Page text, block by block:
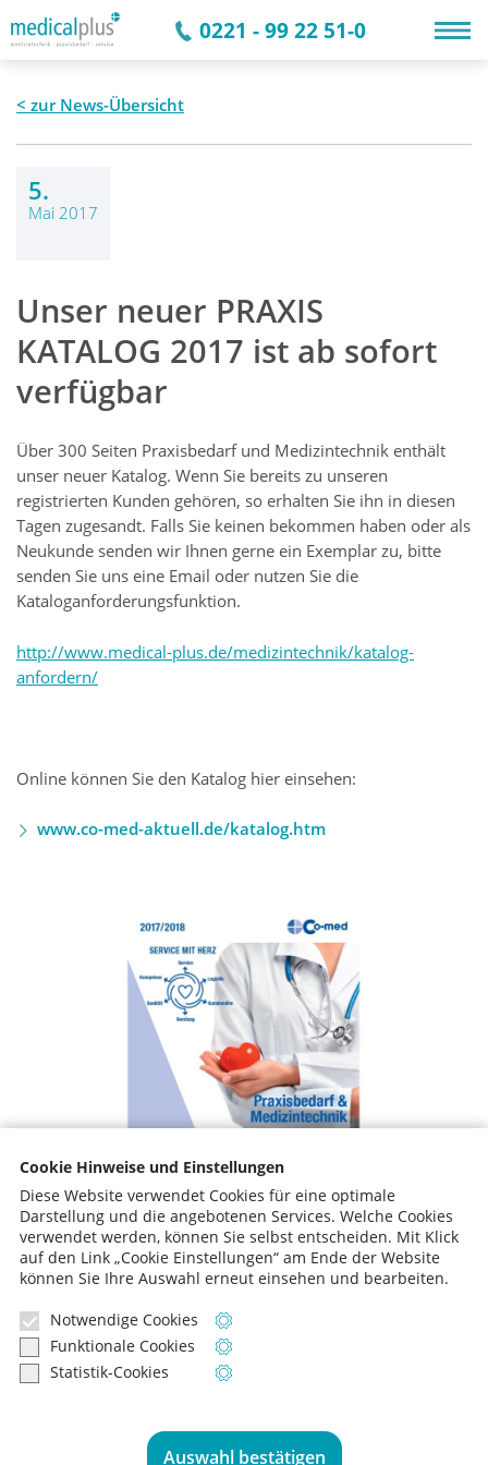
Cookie Hinweise und Einstellungen
Diese Website verwendet Cookies für eine optimale
Darstellung und die angebotenen Services. Welche Cookies
verwendet werden, können Sie selbst entscheiden. Mit Klick
auf den Link „Cookie Einstellungen“ am Ende der Website
können Sie Ihre Auswahl erneut einsehen und bearbeiten.
Notwendige Cookies
Informationen zu notwendigen
Funktionale Cookies
Informationen zu funktionalen
Statistik-Cookies
Informationen zu Statistik-Cookies
Auswahl bestätigen
0221 - 99 22 51-0
zur News-Übersicht
5.
Mai 2017
Unser neuer PRAXIS
KATALOG 2017 ist ab sofort
verfügbar
Über 300 Seiten Praxisbedarf und Medizintechnik enthält
unser neuer Katalog. Wenn Sie bereits zu unseren
registrierten Kunden gehören, so erhalten Sie ihn in diesen
Tagen zugesandt. Falls Sie keinen bekommen haben oder als
Neukunde senden wir Ihnen gerne ein Exemplar zu, bitte
senden Sie uns eine Email oder nutzen Sie die
Kataloganforderungsfunktion.
http://www.medical-plus.de/medizintechnik/katalog-
anfordern/
Online können Sie den Katalog hier einsehen:
www.co-med-aktuell.de/katalog.htm
zur News-Übersicht
wir beraten Sie gern: